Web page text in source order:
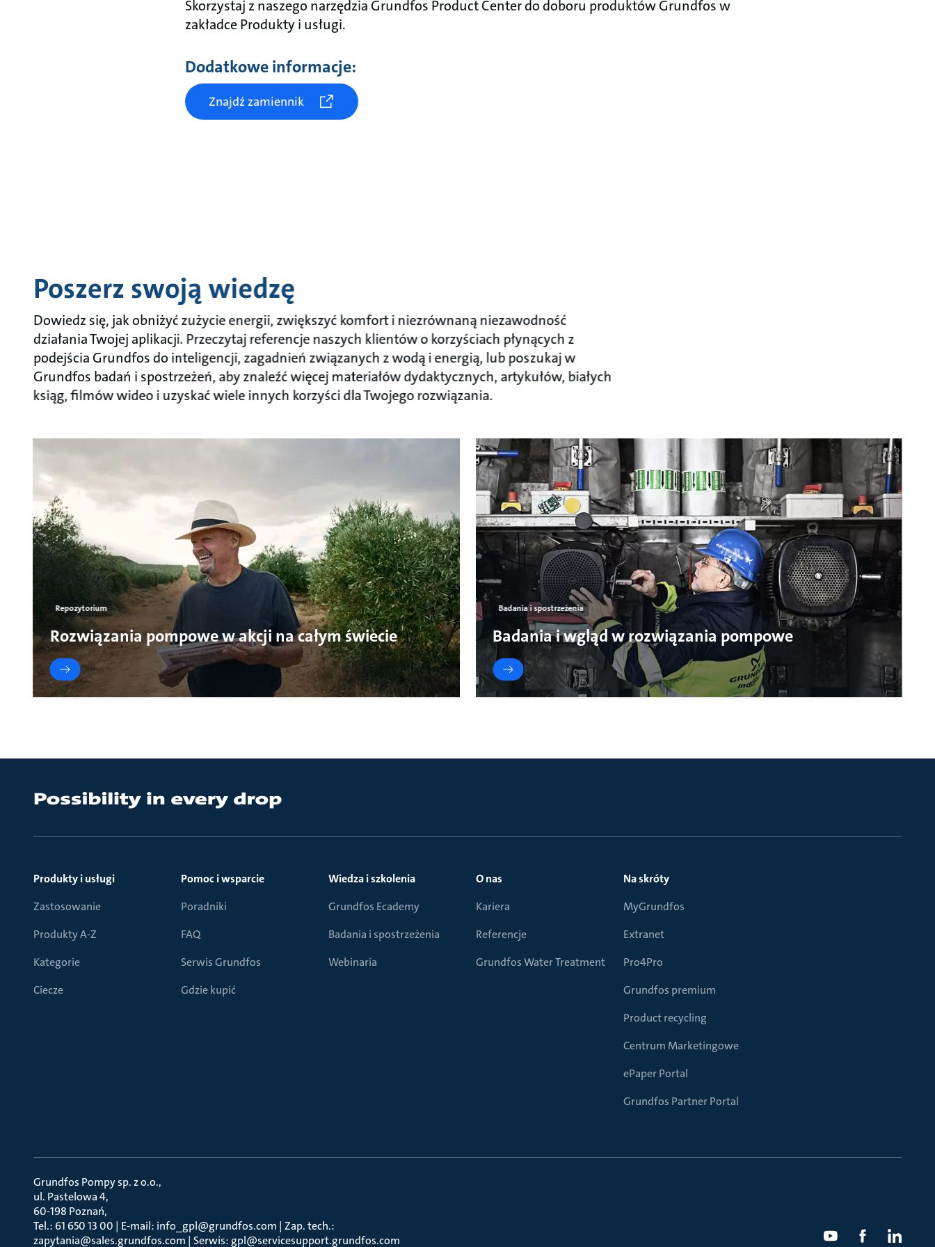
Skorzystaj z naszego narzędzia Grundfos Product Center do doboru produktów Grundfos w
zakładce Produkty i usługi.
Dodatkowe informacje:
Znajdź zamiennik
Poszerz swoją wiedzę
Dowiedz się, jak obniżyć zużycie energii, zwiększyć komfort i niezrównaną niezawodność
działania Twojej aplikacji. Przeczytaj referencje naszych klientów o korzyściach płynących z
podejścia Grundfos do inteligencji, zagadnień związanych z wodą i energią, lub poszukaj w
Grundfos badań i spostrzeżeń, aby znaleźć więcej materiałów dydaktycznych, artykułów, białych
ksiąg, filmów wideo i uzyskać wiele innych korzyści dla Twojego rozwiązania.
Repozytorium
Rozwiązania pompowe w akcji na całym świecie
Badania i spostrzeżenia
Badania i wgląd w rozwiązania pompowe
Produkty i usługi
Zastosowanie
Produkty A-Z
Kategorie
Ciecze
Pomoc i wsparcie
Poradniki
FAQ
Serwis Grundfos
Gdzie kupić
Wiedza i szkolenia
Grundfos Ecademy
Badania i spostrzeżenia
Webinaria
O nas
Kariera
Referencje
Grundfos Water Treatment
Na skróty
MyGrundfos
Extranet
Pro4Pro
Grundfos premium
Product recycling
Centrum Marketingowe
ePaper Portal
Grundfos Partner Portal
Grundfos Pompy sp. z o.o.
ul. Pastelowa 4
60-198 Poznań
Tel.: 61 650 13 00 | E-mail: info_gpl@grundfos.com | Zap. tech.:
zapytania@sales.grundfos.com | Serwis: gpl@servicesupport.grundfos.com